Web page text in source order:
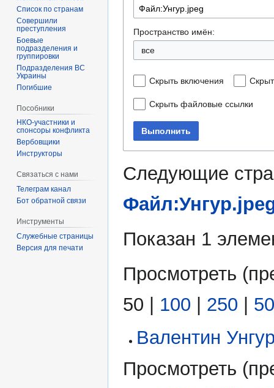
Пространство имён:
все
Скрыть включения
Скрыть файловые ссылки
Выполнить
Следующие
Показан 1
Просмотреть (
50 | 100 | 250 |
Валентин
Просмотреть (
Список по странам
Совершили
преступления
Боевые
подразделения и
группировки
Подразделения ВС
Украины
Погибшие
Пособники
спонсоры конфликта
‏‎Вербовщики
Инструкторы
Связаться с нами
Телеграм канал
Бот обратной связи
Инструменты
Служебные страницы
Версия для печати